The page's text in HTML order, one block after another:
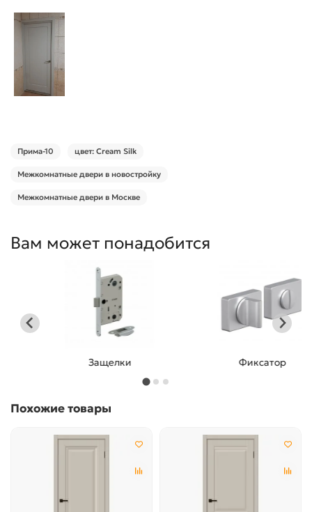
Прима-10 цвет: Cream Silk
Межкомнатные двери в новостройку
Межкомнатные двери в Москве
Вам может понадобится
Защелки Фиксатор
Похожие товары